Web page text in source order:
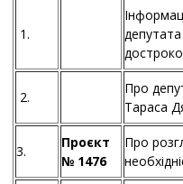
1.
2.
Про
Тараса
3.
Проєкт
№ 1476
Про